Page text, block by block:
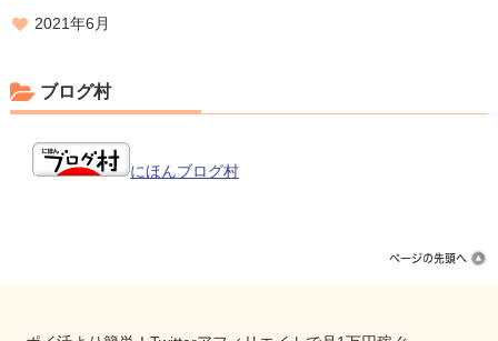
2021年6月
ブログ村
にほんブログ村